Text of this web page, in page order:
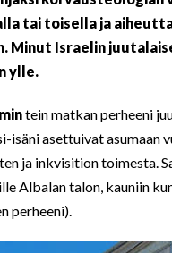
tai toisella ja
Minut Israelin
ylle.
tein matkan perheeni
isäni asettuivat asumaan
ja inkvisition toimesta.
Albalan talon, kauniin
perheeni).